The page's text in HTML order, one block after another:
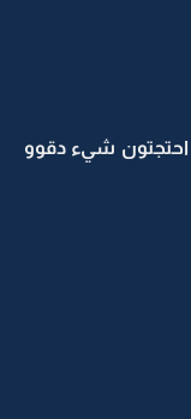
احتجتون شيء دقوو